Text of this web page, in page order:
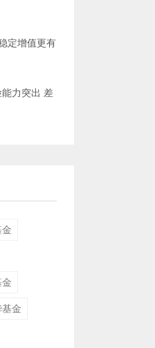
定增值更有
力突出 差
金
基金